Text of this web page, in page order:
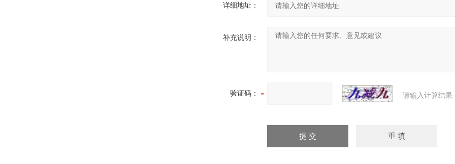
详细地址：
补充说明：
验证码： 请输入计算结果